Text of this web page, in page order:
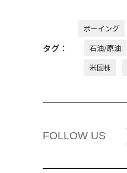
タグ：
ボーイング
石油/原油
米国株
FOLLOW US